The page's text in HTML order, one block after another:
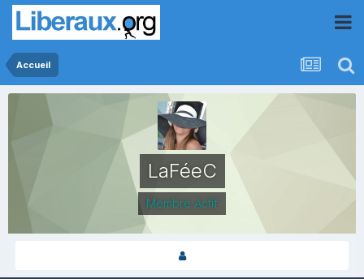
Accueil
LaFéeC
Membre Actif